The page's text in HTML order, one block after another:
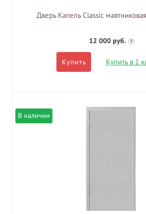
Дверь Капель Classic
12 000 руб. ?
Купить Купить в 1
В наличии